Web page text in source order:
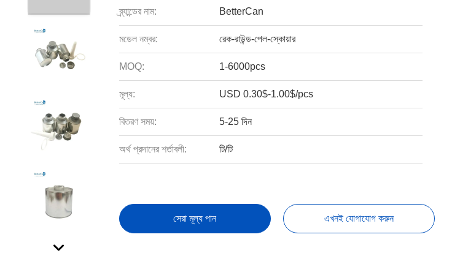
ব্র্যান্ডের নাম: BetterCan
মডেল নম্বর: রেক-রাউন্ড-পেল-স্কোয়ার
MOQ: 1-6000pcs
মূল্য: USD 0.30$-1.00$/pcs
বিতরণ সময়: 5-25 দিন
অর্থ প্রদানের শর্তাবলী: টি/টি
সেরা মূল্য পান এখনই যোগাযোগ করুন